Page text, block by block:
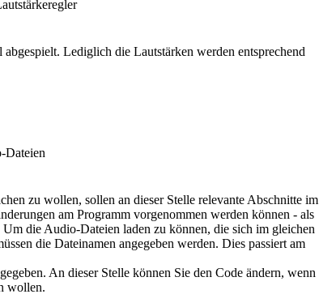
Lediglich die Lautstärken werden entsprechend
Dateien
zu wollen, sollen an dieser Stelle relevante Abschnitte im
am Programm vorgenommen werden können - als
die Audio-Dateien laden zu können, die sich im gleichen
die Dateinamen angegeben werden. Dies passiert am
An dieser Stelle können Sie den Code ändern, wenn
wollen.